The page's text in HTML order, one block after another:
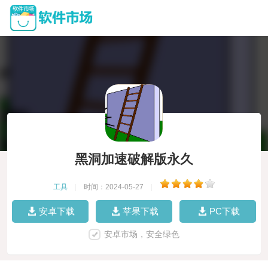
黑洞加速破解版永久
工具 时间：2024-05-27
安卓下载 苹果下载 PC下载
安卓市场，安全绿色